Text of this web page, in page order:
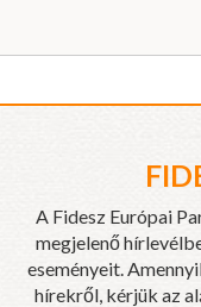
A Fidesz Európai
megjelenő
eseményeit.
hírekről, kérjük az